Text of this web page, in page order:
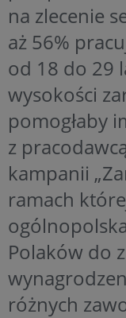
na zlecenie
aż 56%
od 18 do 29
wysokości
pomogłaby
z
kampanii
ramach
Polaków do
różnych